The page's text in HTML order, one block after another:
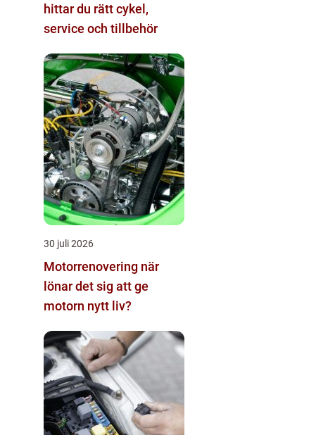
hittar du rätt cykel,
service och tillbehör
30 juli 2026
Motorrenovering när
lönar det sig att ge
motorn nytt liv?